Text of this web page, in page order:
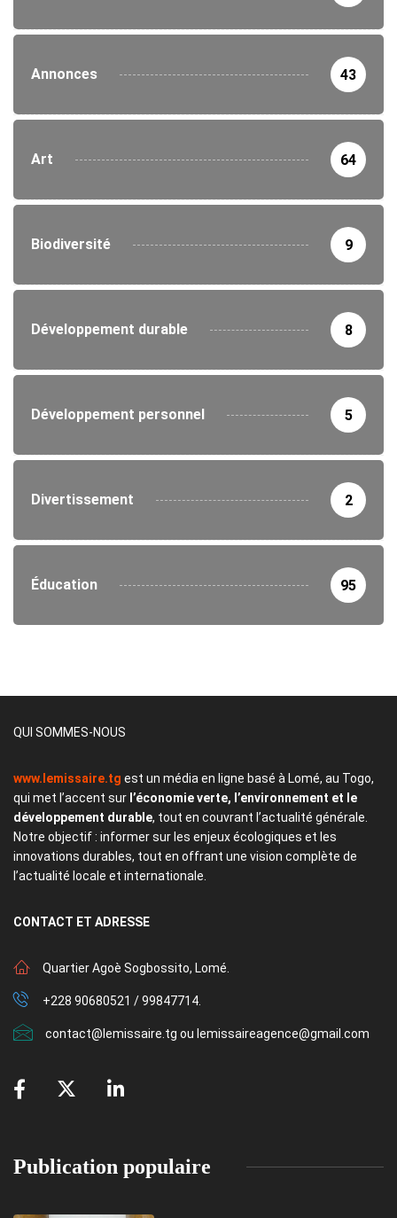
Annonces 43
Art 64
Biodiversité 9
Développement durable 8
Développement personnel 5
Divertissement 2
Éducation 95
QUI SOMMES-NOUS
www.lemissaire.tg est un média en ligne basé à Lomé, au Togo,
qui met l’accent sur l’économie verte, l’environnement et le
développement durable, tout en couvrant l’actualité générale.
Notre objectif : informer sur les enjeux écologiques et les
innovations durables, tout en offrant une vision complète de
l’actualité locale et internationale.
CONTACT ET ADRESSE
Quartier Agoè Sogbossito, Lomé.
+228 90680521 / 99847714.
contact@lemissaire.tg ou lemissaireagence@gmail.com
Publication populaire